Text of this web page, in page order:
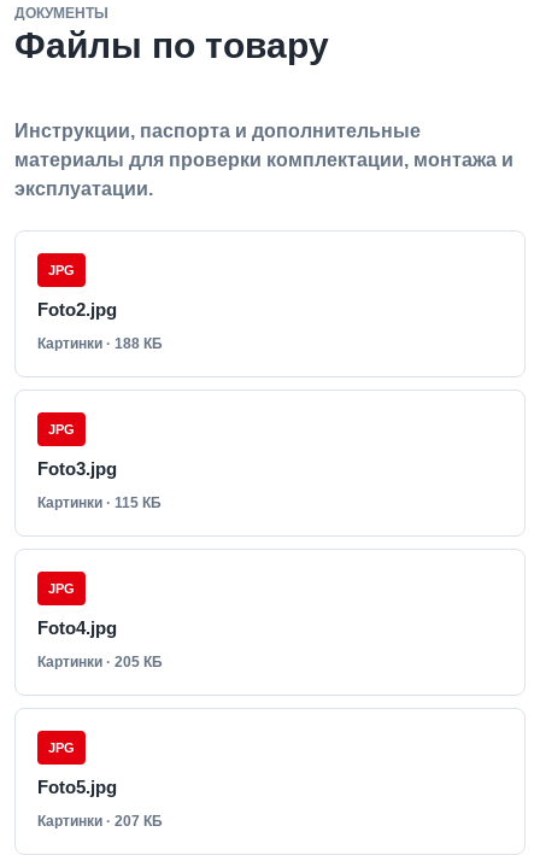
ДОКУМЕНТЫ
Файлы по товару
Инструкции, паспорта и дополнительные
материалы для проверки комплектации, монтажа и
эксплуатации.
JPG
Foto2.jpg
Картинки · 188 КБ
JPG
Foto3.jpg
Картинки · 115 КБ
JPG
Foto4.jpg
Картинки · 205 КБ
JPG
Foto5.jpg
Картинки · 207 КБ